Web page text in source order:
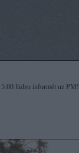
5:00 lūdzu informēt uz PM!